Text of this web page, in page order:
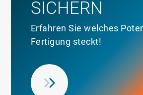
SICHERN
Erfahren Sie welches
Fertigung steckt!